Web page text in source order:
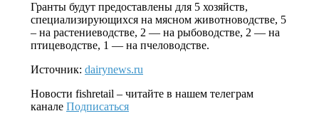
Гранты будут предоставлены для 5 хозяйств,
специализирующихся на мясном животноводстве, 5
– на растениеводстве, 2 — на рыбоводстве, 2 — на
птицеводстве, 1 — на пчеловодстве.
Источник: dairynews.ru
Новости fishretail – читайте в нашем телеграм
канале Подписаться